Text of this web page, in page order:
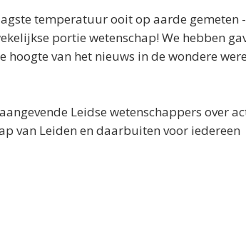
temperatuur ooit op aarde gemeten
portie wetenschap! We hebben
van het nieuws in de wondere
Leidse wetenschappers over
van Leiden en daarbuiten voor iedereen